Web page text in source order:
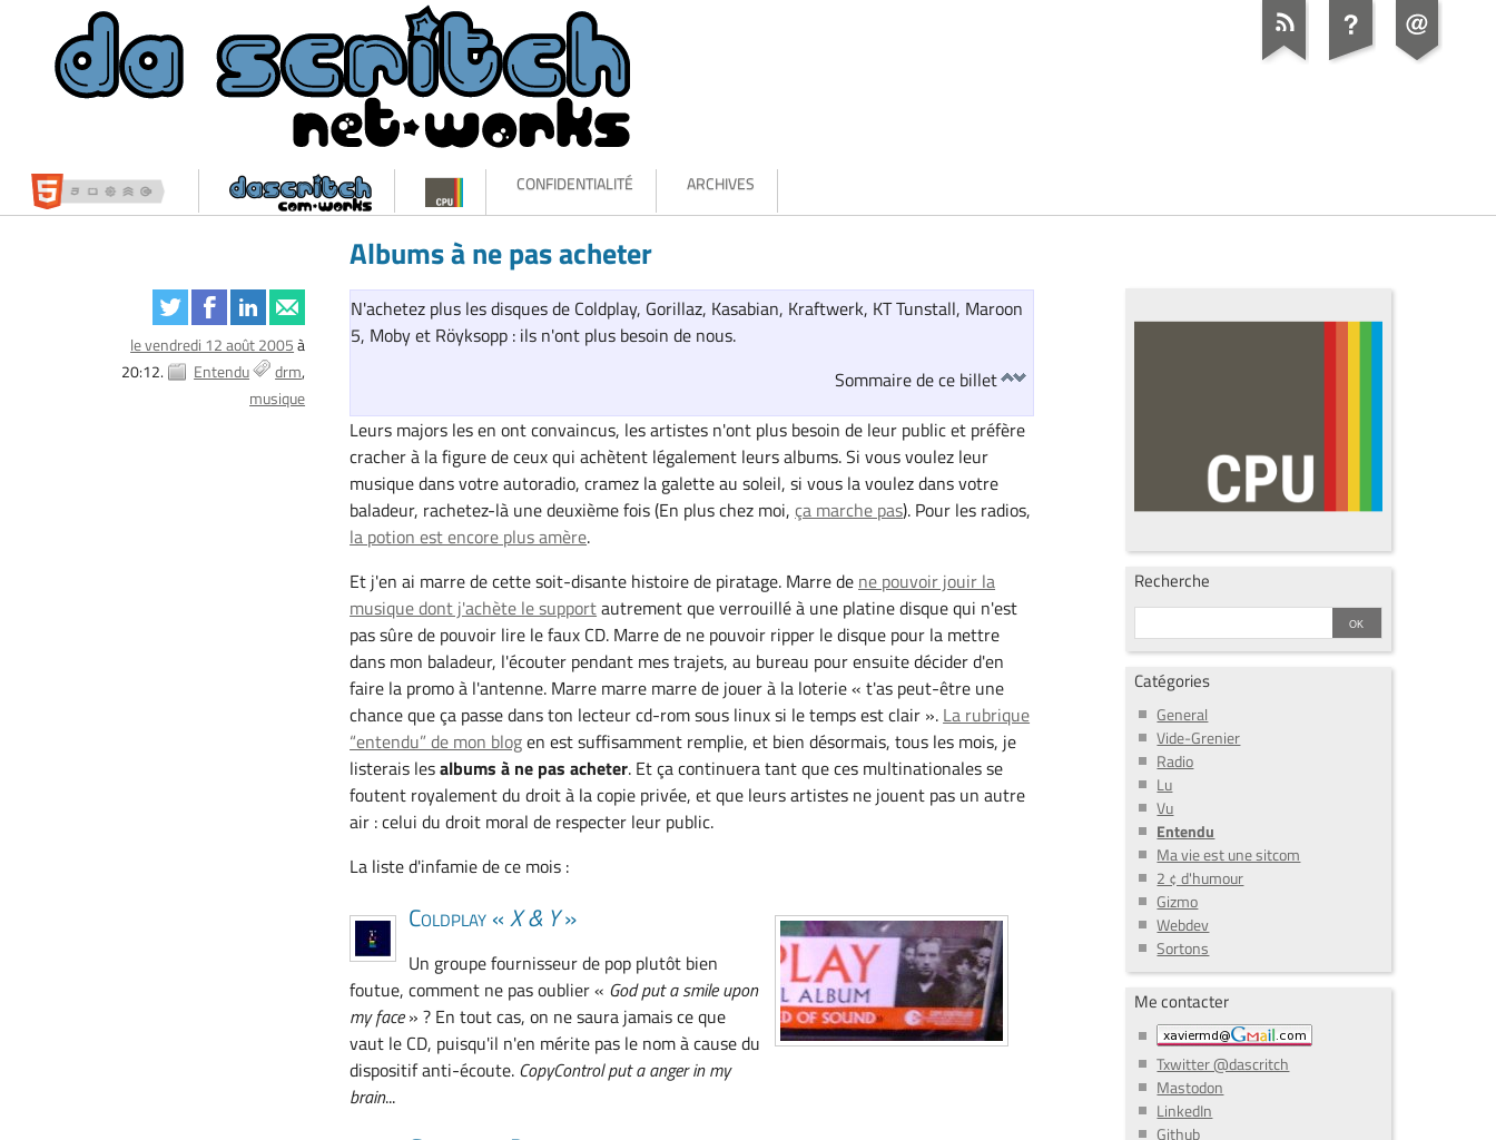
CONFIDENTIALITÉ ARCHIVES
Albums à ne pas acheter
le vendredi 12 août 2005à
20:12.
Entendu
drm
musique
N'achetez plus les disques de Coldplay, Gorillaz, Kasabian, Kraftwerk, KT Tunstall, Maroon
5, Moby et Röyksopp : ils n'ont plus besoin de nous.
Sommaire de ce billet
Leurs majors les en ont convaincus, les artistes n'ont plus besoin de leur public et préfère
cracher à la figure de ceux qui achètent légalement leurs albums. Si vous voulez leur
musique dans votre autoradio, cramez la galette au soleil, si vous la voulez dans votre
baladeur, rachetez-là une deuxième fois (En plus chez moi,ça marche pas). Pour les radios,
la potion est encore plus amère.
Et j'en ai marre de cette soit-disante histoire de piratage. Marre de ne pouvoir jouir la
musique dont j'achète le supportautrement que verrouillé à une platine disque qui n'est
pas sûre de pouvoir lire le faux CD. Marre de ne pouvoir ripper le disque pour la mettre
dans mon baladeur, l'écouter pendant mes trajets, au bureau pour ensuite décider d'en
faire la promo à l'antenne. Marre marre marre de jouer à la loterie « t'as peut-être une
chance que ça passe dans ton lecteur cd-rom sous linux si le temps est clair ». La rubrique
“entendu” de mon blogen est suffisamment remplie, et bien désormais, tous les mois, je
listerais lesalbums à ne pas acheter. Et ça continuera tant que ces multinationales se
foutent royalement du droit à la copie privée, et que leurs artistes ne jouent pas un autre
air : celui du droit moral de respecter leur public.
La liste d'infamie de ce mois :
Coldplay «X & Y»
Un groupe fournisseur de pop plutôt bien
foutue, comment ne pas oublier « God put a smile upon
my face» ? En tout cas, on ne saura jamais ce que
vaut le CD, puisqu'il n'en mérite pas le nom à cause du
dispositif anti-écoute. CopyControl put a anger in my
brain...
Recherche
Catégories
General
Vide-Grenier
Radio
Lu
Vu
Entendu
Ma vie est une sitcom
2 ¢ d'humour
Gizmo
Webdev
Sortons
Me contacter
Txwitter @dascritch
Mastodon
LinkedIn
Github